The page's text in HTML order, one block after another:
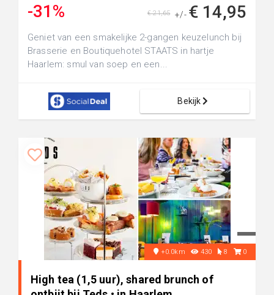
-31% +/- € 14,95
€ 21,65
Geniet van een smakelijke 2-gangen keuzelunch bij
Brasserie en Boutiquehotel STAATS in hartje
Haarlem: smul van soep en een...
Bekijk
+0.0km 430 8 0
High tea (1,5 uur), shared brunch of